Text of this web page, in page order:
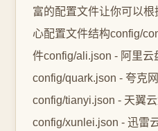
富的配置文件让你可以
心配置文件结构config/
件config/ali.json - 阿里云
config/quark.json - 夸克
config/tianyi.json - 天翼
config/xunlei.json - 迅雷